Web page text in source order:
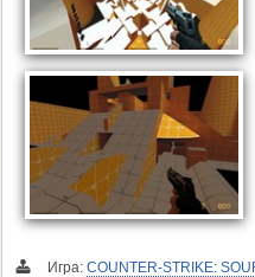
Игра: COUNTER-STRIKE: